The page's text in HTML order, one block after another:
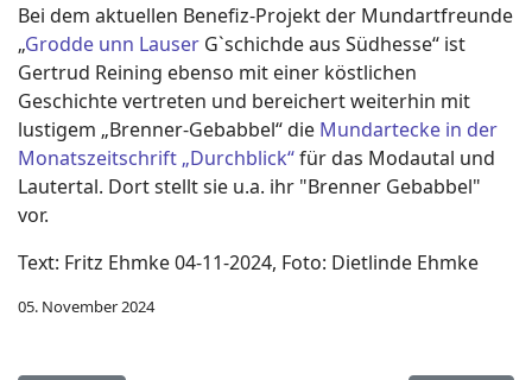
Bei dem aktuellen Benefiz-Projekt der Mundartfreunde
„Grodde unn Lauser G`schichde aus Südhesse“ ist
Gertrud Reining ebenso mit einer köstlichen
Geschichte vertreten und bereichert weiterhin mit
lustigem „Brenner-Gebabbel“ die Mundartecke in der
Monatszeitschrift „Durchblick“für das Modautal und
Lautertal. Dort stellt sie u.a. ihr "Brenner Gebabbel"
vor.
Text: Fritz Ehmke 04-11-2024, Foto: Dietlinde Ehmke
05. November 2024